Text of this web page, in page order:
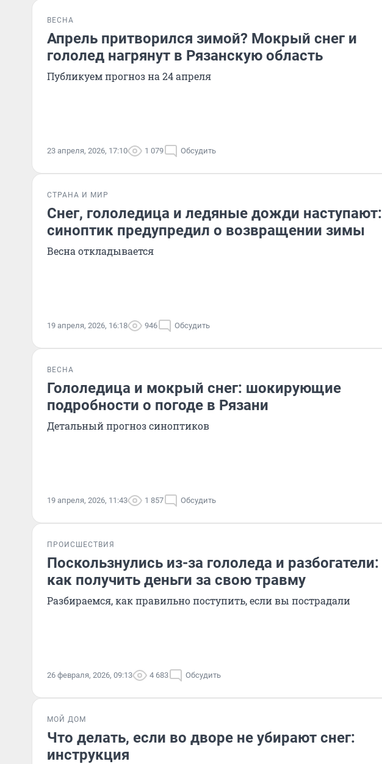
ВЕСНА
Апрель притворился зимой? Мокрый снег и
гололед нагрянут в Рязанскую область
Публикуем прогноз на 24 апреля
23 апреля, 2026, 17:10 1 079 Обсудить
СТРАНА И МИР
Снег, гололедица и ледяные дожди наступают:
синоптик предупредил о возвращении зимы
Весна откладывается
19 апреля, 2026, 16:18 946 Обсудить
ВЕСНА
Гололедица и мокрый снег: шокирующие
подробности о погоде в Рязани
Детальный прогноз синоптиков
19 апреля, 2026, 11:43 1 857 Обсудить
ПРОИСШЕСТВИЯ
Поскользнулись из-за гололеда и разбогатели:
как получить деньги за свою травму
Разбираемся, как правильно поступить, если вы пострадали
26 февраля, 2026, 09:13 4 683 Обсудить
МОЙ ДОМ
Что делать, если во дворе не убирают снег:
инструкция